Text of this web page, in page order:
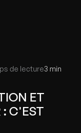
de lecture3 min
ET
: C'EST